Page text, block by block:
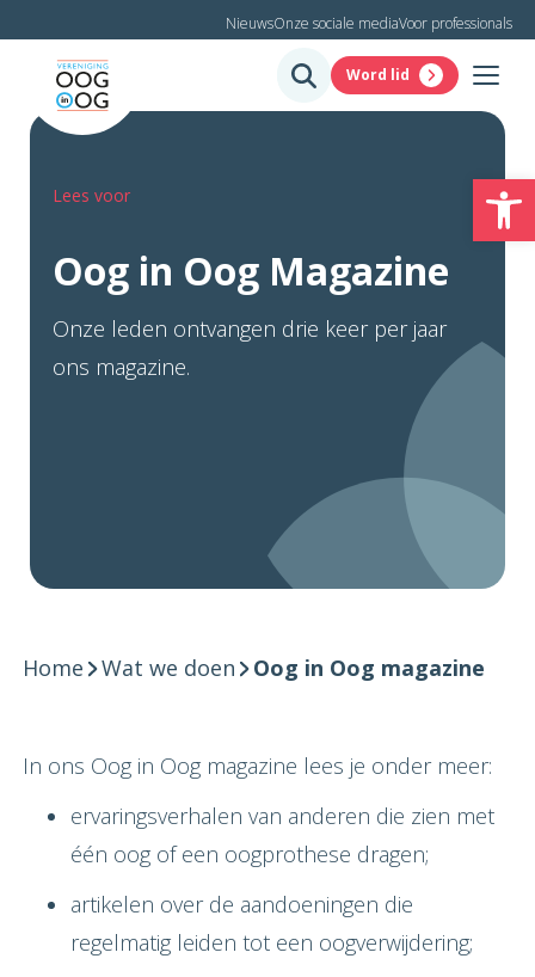
NieuwsOnze sociale mediaVoor professionals
Word lid
Lees voor
Oog in Oog Magazine
Onze leden ontvangen drie keer per jaar
ons magazine.
Home Wat we doen Oog in Oog magazine
In ons Oog in Oog magazine lees je onder meer:
ervaringsverhalen van anderen die zien met
één oog of een oogprothese dragen;
artikelen over de aandoeningen die
regelmatig leiden tot een oogverwijdering;